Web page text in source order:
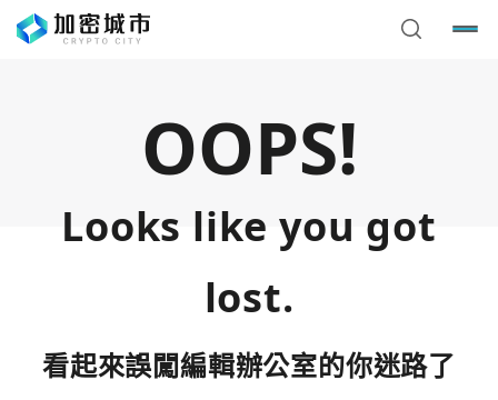
OOPS!
Looks like you got
lost.
看起來誤闖編輯辦公室的你迷路了